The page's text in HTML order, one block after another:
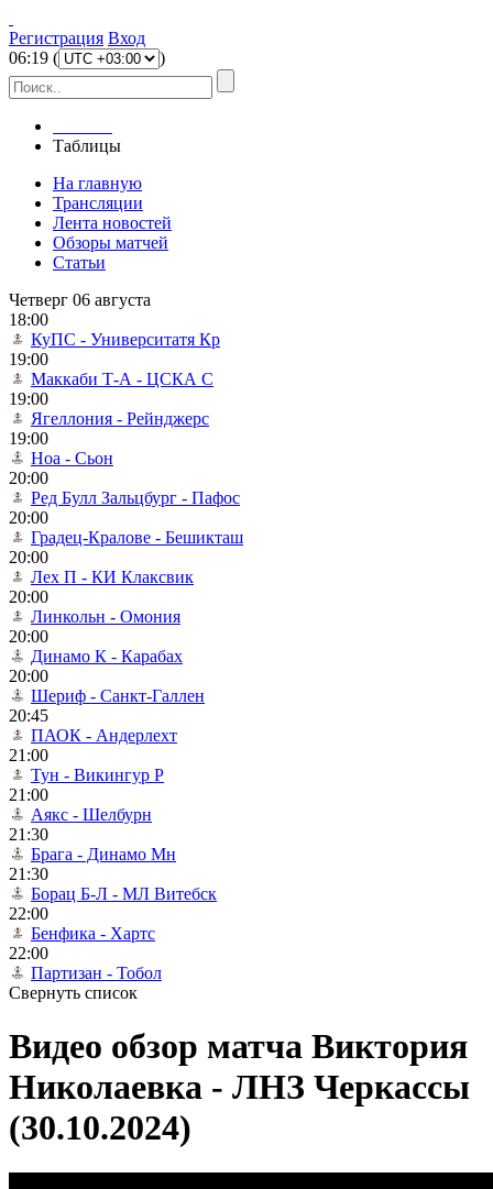
Регистрация Вход
06:19 ( )
Таблицы
На главную
Трансляции
Лента новостей
Обзоры матчей
Статьи
Четверг 06 августа
18:00
КуПС - Университатя Кр
19:00
Маккаби Т-А - ЦСКА С
19:00
Ягеллония - Рейнджерс
19:00
Ноа - Сьон
20:00
Ред Булл Зальцбург - Пафос
20:00
Градец-Кралове - Бешикташ
20:00
Лех П - КИ Клаксвик
20:00
Линкольн - Омония
20:00
Динамо К - Карабах
20:00
Шериф - Санкт-Галлен
20:45
ПАОК - Андерлехт
21:00
Тун - Викингур Р
21:00
Аякс - Шелбурн
21:30
Брага - Динамо Мн
21:30
Борац Б-Л - МЛ Витебск
22:00
Бенфика - Хартс
22:00
Партизан - Тобол
Свернуть список
Видео обзор матча Виктория
Николаевка - ЛНЗ Черкассы
(30.10.2024)